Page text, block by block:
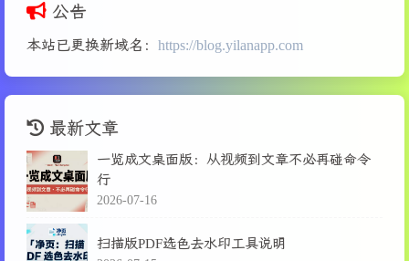
公告
本站已更换新域名： https://blog.yilanapp.com
最新文章
一览成文桌面版：从视频到文章不必再碰命令
行
2026-07-16
扫描版PDF选色去水印工具说明